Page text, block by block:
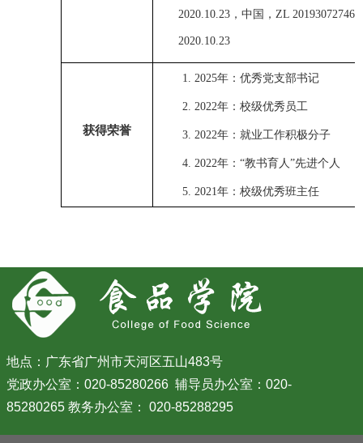
2020.10.23 ，中国， ZL 20193
2020.10.23
获得荣誉
1. 2025年：优秀党支部书记
2. 2022年：校级优秀员工
3. 2022年：就业工作积极分子
4. 2022年： “教书育人”先进个人
5. 2021年：校级优秀班主任
地点：广东省广州市天河区五山483号
党政办公室：020-85280266 辅导员办公室：020-
85280265 教务办公室： 020-85288295